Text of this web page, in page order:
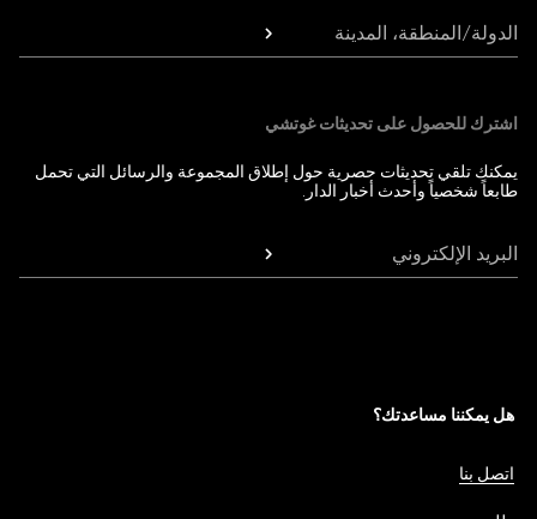
الدولة/المنطقة، المدينة
اشترك للحصول على تحديثات غوتشي
يمكنك تلقي تحديثات حصرية حول إطلاق المجموعة والرسائل التي تحمل
طابعاً شخصياً وأحدث أخبار الدار.
البريد الإلكتروني
هل يمكننا مساعدتك؟
اتصل بنا